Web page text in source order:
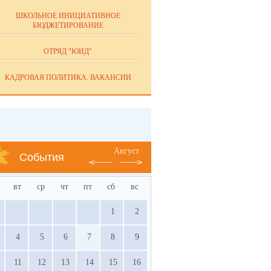
ШКОЛЬНОЕ ИНИЦИАТИВНОЕ
БЮДЖЕТИРОВАНИЕ
ОТРЯД "ЮИД"
КАДРОВАЯ ПОЛИТИКА. ВАКАНСИИ
События
Август
вт ср чт пт сб вс
1 2
4 5 6 7 8 9
11 12 13 14 15 16